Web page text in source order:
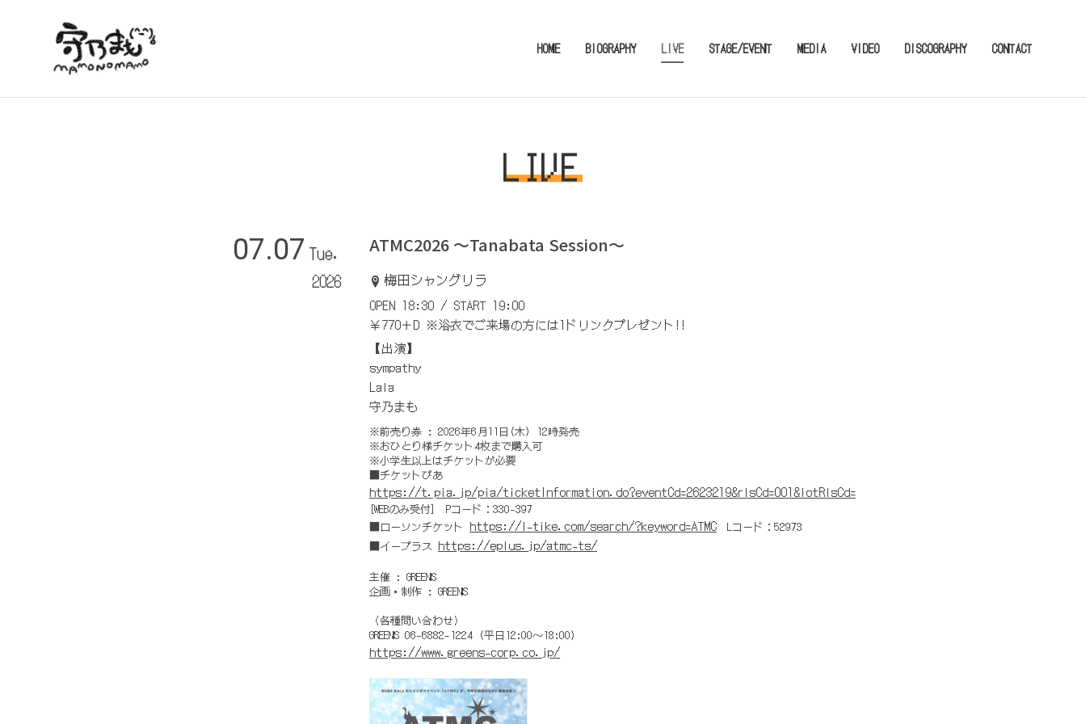
HOME BIOGRAPHY LIVE STAGE/EVENT MEDIA VIDEO DISCOGRAPHY CONTACT
LIVE
07.07 Tue.
2026
ATMC2026 ～Tanabata Session～
梅田シャングリラ
OPEN 18:30 / START 19:00
￥770＋D ※浴衣でご来場の方には1ドリンクプレゼント!!
【出演】
sympathy
Lala
守乃まも
※前売り券 : 2026年6月11日(木) 12時発売
※おひとり様チケット4枚まで購入可
※小学生以上はチケットが必要
■チケットぴあ
https://t.pia.jp/pia/ticketInformation.do?eventCd=2623219&rlsCd=001&lotRlsCd=
[WEBのみ受付] Pコード：330-397
■ローソンチケット https://l-tike.com/search/?keyword=ATMC Lコード：52973
■イープラス https://eplus.jp/atmc-ts/
主催 : GREENS
企画・制作 : GREENS
〈各種問い合わせ〉
GREENS 06-6882-1224 (平日12:00～18:00)
https://www.greens-corp.co.jp/